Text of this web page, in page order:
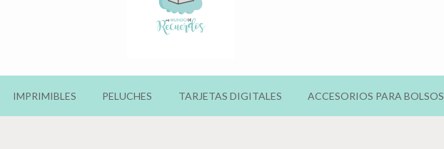
IMPRIMIBLES PELUCHES TARJETAS DIGITALES ACCESORIOS PARA BOLSOS